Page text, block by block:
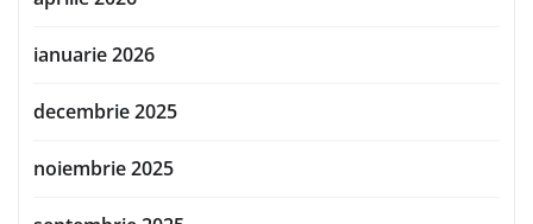
ianuarie 2026
decembrie 2025
noiembrie 2025